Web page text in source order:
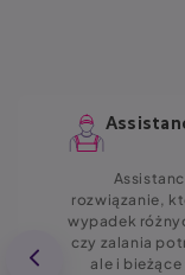
rozwiązanie,
wypadek
czy zalania
ale i